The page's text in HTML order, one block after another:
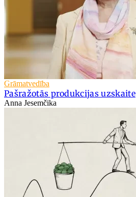
Grāmatvedība
Pašražotās produkcijas uzskaite
Anna Jesemčika